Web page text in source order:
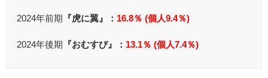
2024年前期 『虎に翼』： 16.8％ (個人9.4％)
2024年後期 『おむすび』： 13.1％ (個人7.4％)